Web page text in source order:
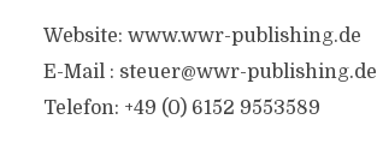
Website: www.wwr-publishing.de
E-Mail : steuer@wwr-publishing.de
Telefon: +49 (0) 6152 9553589